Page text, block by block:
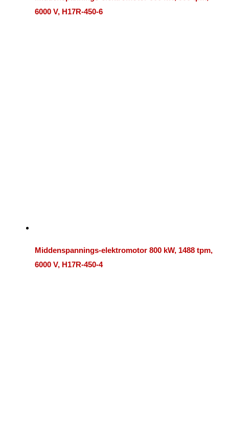
6000 V, H17R-450-6
Middenspannings-elektromotor 800 kW, 1488 tpm,
6000 V, H17R-450-4